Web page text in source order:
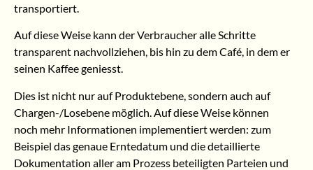
transportiert.
Auf diese Weise kann der Verbraucher alle Schritte
transparent nachvollziehen, bis hin zu dem Café, in dem er
seinen Kaffee geniesst.
Dies ist nicht nur auf Produktebene, sondern auch auf
Chargen-/Losebene möglich. Auf diese Weise können
noch mehr Informationen implementiert werden: zum
Beispiel das genaue Erntedatum und die detaillierte
Dokumentation aller am Prozess beteiligten Parteien und